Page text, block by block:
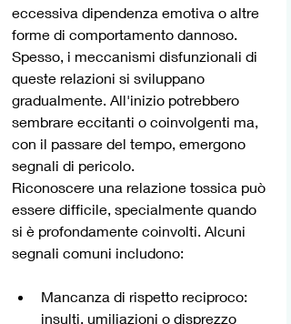
eccessiva dipendenza emotiva o altre
forme di comportamento dannoso.
Spesso, i meccanismi disfunzionali di
queste relazioni si sviluppano
gradualmente. All'inizio potrebbero
sembrare eccitanti o coinvolgenti ma,
con il passare del tempo, emergono
segnali di pericolo.
Riconoscere una relazione tossica può
essere difficile, specialmente quando
si è profondamente coinvolti. Alcuni
segnali comuni includono:
Mancanza di rispetto reciproco:
insulti, umiliazioni o disprezzo